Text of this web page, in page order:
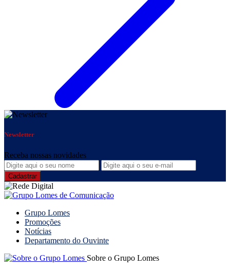
Newsletter
Receba nossas novidades
Grupo Lomes
Promoções
Notícias
Departamento do Ouvinte
Sobre o Grupo Lomes